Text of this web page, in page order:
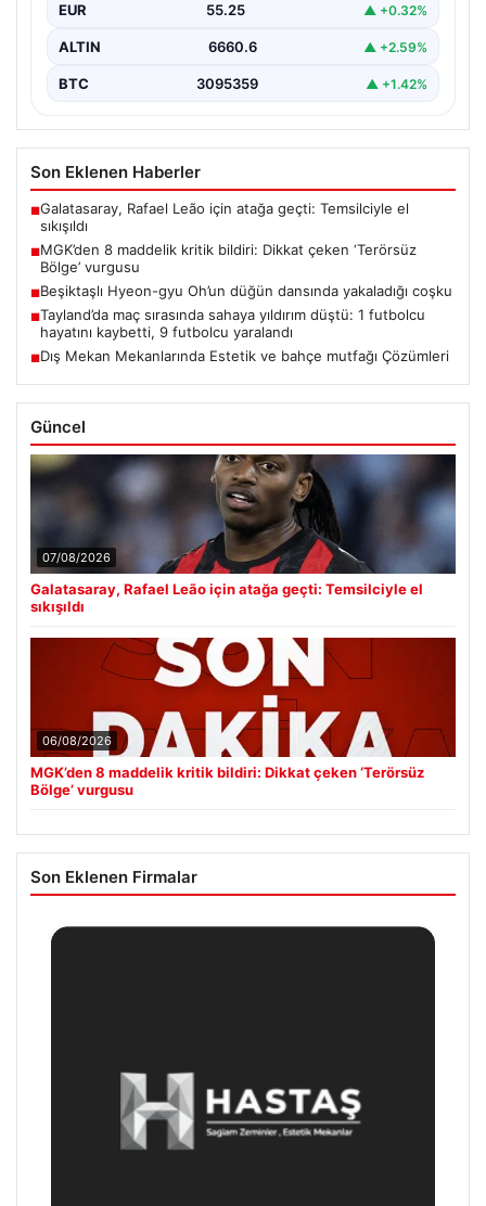
EUR 55.25 ▲ +0.32%
ALTIN 6660.6 ▲ +2.59%
BTC 3095359 ▲ +1.42%
Son Eklenen Haberler
■Galatasaray, Rafael Leão için atağa geçti: Temsilciyle el
sıkışıldı
■MGK’den 8 maddelik kritik bildiri: Dikkat çeken ‘Terörsüz
Bölge’ vurgusu
■Beşiktaşlı Hyeon-gyu Oh’un düğün dansında yakaladığı coşku
■Tayland’da maç sırasında sahaya yıldırım düştü: 1 futbolcu
hayatını kaybetti, 9 futbolcu yaralandı
■Dış Mekan Mekanlarında Estetik ve bahçe mutfağı Çözümleri
Güncel
07/08/2026
Galatasaray, Rafael Leão için atağa geçti: Temsilciyle el
sıkışıldı
06/08/2026
MGK’den 8 maddelik kritik bildiri: Dikkat çeken ‘Terörsüz
Bölge’ vurgusu
Son Eklenen Firmalar